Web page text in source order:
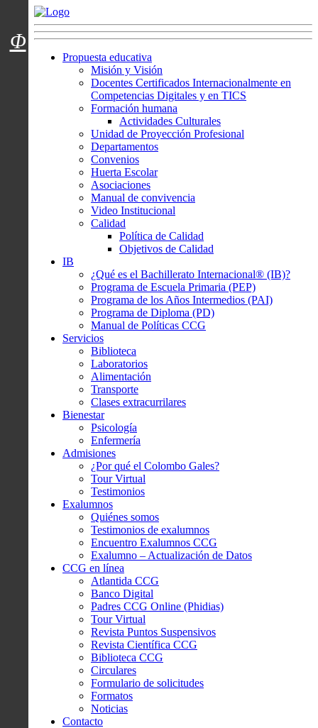
Menú usuarios
Propuesta educativa
Misión y Visión
Docentes Certificados Internacionalmente en
Competencias Digitales y en TICS
Formación humana
Actividades Culturales
Unidad de Proyección Profesional
Departamentos
Convenios
Huerta Escolar
Asociaciones
Manual de convivencia
Video Institucional
Calidad
Política de Calidad
Objetivos de Calidad
IB
¿Qué es el Bachillerato Internacional® (IB)?
Programa de Escuela Primaria (PEP)
Programa de los Años Intermedios (PAI)
Programa de Diploma (PD)
Manual de Políticas CCG
Servicios
Biblioteca
Laboratorios
Alimentación
Transporte
Clases extracurrilares
Bienestar
Psicología
Enfermería
Admisiones
¿Por qué el Colombo Gales?
Tour Virtual
Testimonios
Exalumnos
Quiénes somos
Testimonios de exalumnos
Encuentro Exalumnos CCG
Exalumno – Actualización de Datos
CCG en línea
Atlantida CCG
Banco Digital
Padres CCG Online (Phidias)
Tour Virtual
Revista Puntos Suspensivos
Revista Científica CCG
Biblioteca CCG
Circulares
Formulario de solicitudes
Formatos
Noticias
Contacto
Φ